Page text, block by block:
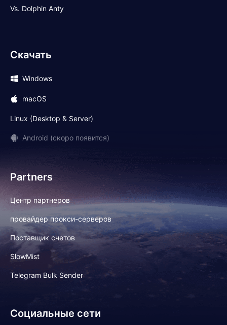
Vs. Dolphin Anty
Скачать
Windows
macOS
Linux (Desktop & Server)
Android (скоро появится)
Partners
Центр партнеров
провайдер прокси-серверов
Поставщик счетов
SlowMist
Telegram Bulk Sender
Социальные сети